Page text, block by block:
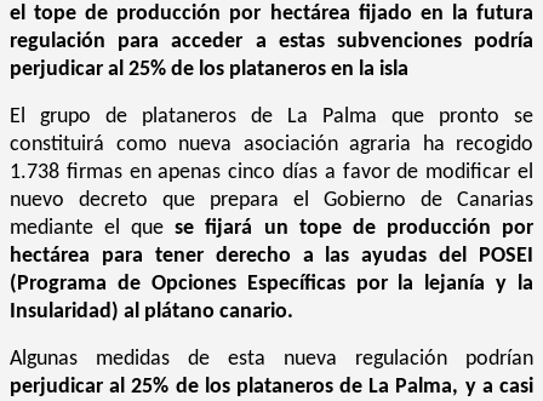
el tope de producción por hectárea fijado en la futura
regulación para acceder a estas subvenciones podría
perjudicar al 25% de los plataneros en la isla
El grupo de plataneros de La Palma que pronto se
constituirá como nueva asociación agraria ha recogido
1.738 firmas en apenas cinco días a favor de modificar el
nuevo decreto que prepara el Gobierno de Canarias
mediante el que se fijará un tope de producción por
hectárea para tener derecho a las ayudas del POSEI
(Programa de Opciones Específicas por la lejanía y la
Insularidad) al plátano canario.
Algunas medidas de esta nueva regulación podrían
perjudicar al 25% de los plataneros de La Palma, y a casi